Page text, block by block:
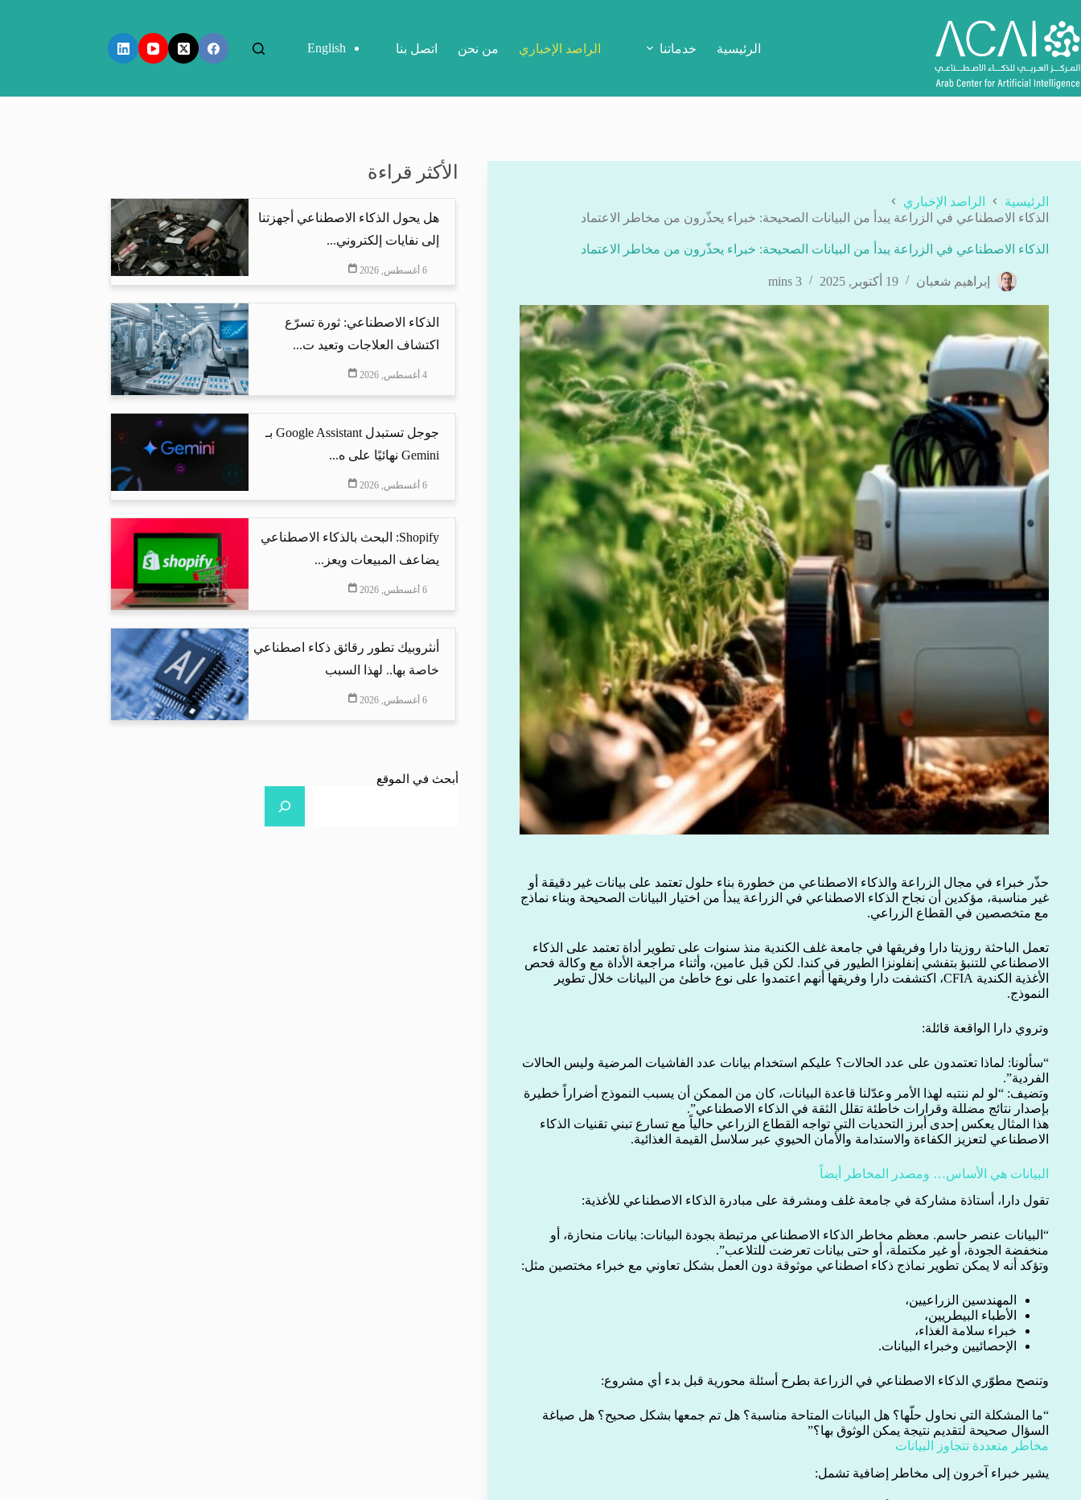
إلى
المحتوى
الرئيسية خدماتنا الراصد الإخباري من نحن اتصل بنا English
الرئيسية
الراصد الإخباري
الذكاء الاصطناعي في الزراعة يبدأ من البيانات الصحيحة: خبراء يحذّرون من مخاطر الاعتماد
الذكاء الاصطناعي في الزراعة يبدأ من البيانات الصحيحة: خبراء يحذّرون من مخاطر الاعتماد
إبراهيم شعبان 19 أكتوبر, 2025 3 mins
حذّر خبراء في مجال الزراعة والذكاء الاصطناعي من خطورة بناء حلول تعتمد على بيانات غير دقيقة أو
غير مناسبة، مؤكدين أن نجاح الذكاء الاصطناعي في الزراعة يبدأ من اختيار البيانات الصحيحة وبناء نماذج
مع متخصصين في القطاع الزراعي.
تعمل الباحثة روزيتا دارا وفريقها في جامعة غلف الكندية منذ سنوات على تطوير أداة تعتمد على الذكاء
الاصطناعي للتنبؤ بتفشي إنفلونزا الطيور في كندا. لكن قبل عامين، وأثناء مراجعة الأداة مع وكالة فحص
الأغذية الكندية CFIA، اكتشفت دارا وفريقها أنهم اعتمدوا على نوع خاطئ من البيانات خلال تطوير
النموذج.
وتروي دارا الواقعة قائلة:
“سألونا: لماذا تعتمدون على عدد الحالات؟ عليكم استخدام بيانات عدد الفاشيات المرضية وليس الحالات
الفردية”.
وتضيف: “لو لم ننتبه لهذا الأمر وعدّلنا قاعدة البيانات، كان من الممكن أن يسبب النموذج أضراراً خطيرة
بإصدار نتائج مضللة وقرارات خاطئة تقلل الثقة في الذكاء الاصطناعي”.
هذا المثال يعكس إحدى أبرز التحديات التي تواجه القطاع الزراعي حالياً مع تسارع تبني تقنيات الذكاء
الاصطناعي لتعزيز الكفاءة والاستدامة والأمان الحيوي عبر سلاسل القيمة الغذائية.
البيانات هي الأساس… ومصدر المخاطر أيضاً
تقول دارا، أستاذة مشاركة في جامعة غلف ومشرفة على مبادرة الذكاء الاصطناعي للأغذية:
“البيانات عنصر حاسم. معظم مخاطر الذكاء الاصطناعي مرتبطة بجودة البيانات: بيانات منحازة، أو
منخفضة الجودة، أو غير مكتملة، أو حتى بيانات تعرضت للتلاعب”.
وتؤكد أنه لا يمكن تطوير نماذج ذكاء اصطناعي موثوقة دون العمل بشكل تعاوني مع خبراء مختصين مثل:
المهندسين الزراعيين،
الأطباء البيطريين،
خبراء سلامة الغذاء،
الإحصائيين وخبراء البيانات.
وتنصح مطوّري الذكاء الاصطناعي في الزراعة بطرح أسئلة محورية قبل بدء أي مشروع:
“ما المشكلة التي نحاول حلّها؟ هل البيانات المتاحة مناسبة؟ هل تم جمعها بشكل صحيح؟ هل صياغة
السؤال صحيحة لتقديم نتيجة يمكن الوثوق بها؟”
مخاطر متعددة تتجاوز البيانات
يشير خبراء آخرون إلى مخاطر إضافية تشمل:
الأكثر قراءة
هل يحول الذكاء الاصطناعي أجهزتنا
إلى نفايات إلكتروني...
6 أغسطس, 2026
الذكاء الاصطناعي: ثورة تسرّع
اكتشاف العلاجات وتعيد ت...
4 أغسطس, 2026
جوجل تستبدل Google Assistant بـ
Gemini نهائيًا على ه...
6 أغسطس, 2026
Shopify: البحث بالذكاء الاصطناعي
يضاعف المبيعات ويعز...
6 أغسطس, 2026
أنثروبيك تطور رقائق ذكاء اصطناعي
خاصة بها.. لهذا السبب
6 أغسطس, 2026
أبحث في الموقع